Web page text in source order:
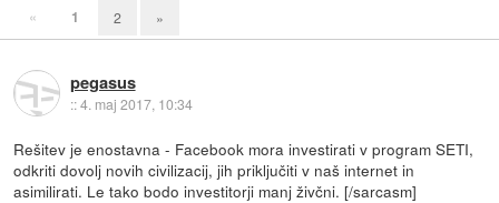
« 1 2 »
pegasus
::4. maj 2017, 10:34
Rešitev je enostavna - Facebook mora investirati v program SETI,
odkriti dovolj novih civilizacij, jih priključiti v naš internet in
asimilirati. Le tako bodo investitorji manj živčni. [/sarcasm]